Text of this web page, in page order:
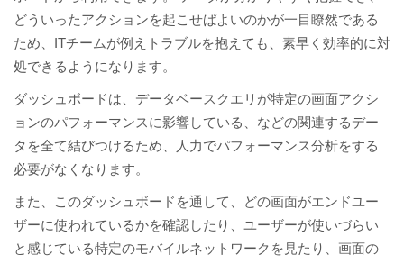
どういったアクションを起こせばよいのかが一目瞭然である
ため、ITチームが例えトラブルを抱えても、素早く効率的に対
処できるようになります。
ダッシュボードは、データベースクエリが特定の画面アクシ
ョンのパフォーマンスに影響している、などの関連するデー
タを全て結びつけるため、人力でパフォーマンス分析をする
必要がなくなります。
また、このダッシュボードを通して、どの画面がエンドユー
ザーに使われているかを確認したり、ユーザーが使いづらい
と感じている特定のモバイルネットワークを見たり、画面の